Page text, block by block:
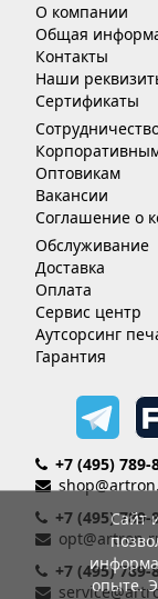
О компании
Общая
Контакты
Наши
Сертификаты
Оптовикам
Вакансии
Соглашение о
Обслуживание
Доставка
Оплата
Сервис центр
Аутсорсинг
Гарантия
+7 (495) 789-
+7 (495) 789-
+7 (495) 789-
Сайт
опыте.